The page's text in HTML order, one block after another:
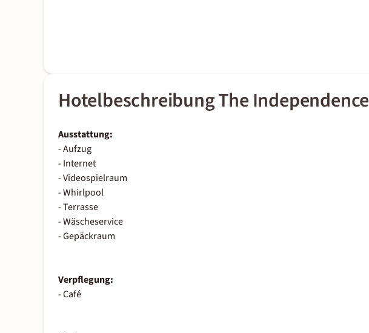
Hotelbeschreibung The Independence
Ausstattung:
- Aufzug
- Internet
- Videospielraum
- Whirlpool
- Terrasse
- Wäscheservice
- Gepäckraum
Verpflegung:
- Café